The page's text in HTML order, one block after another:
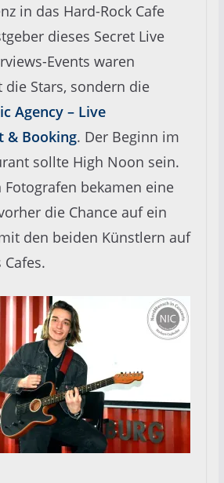
in das Hard-Rock Cafe
dieses Secret Live
Events waren
Stars, sondern die
Agency – Live
& Booking. Der Beginn im
sollte High Noon sein.
Fotografen bekamen eine
die Chance auf ein
den beiden Künstlern auf